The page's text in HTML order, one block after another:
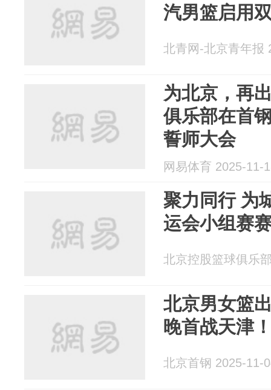
汽男篮启用
北青网-北京青年报
为北京，再
俱乐部在首
誓师大会
网易体育 2025-11-
聚力同行 为
运会小组赛
北京控股篮球俱乐
北京男女篮
晚首战天津
北京首钢 2025-11-